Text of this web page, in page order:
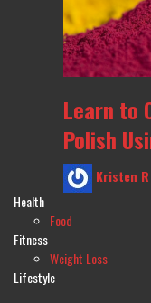
Learn to
Polish
Kristen
Health
Food
Fitness
Weight Loss
Lifestyle